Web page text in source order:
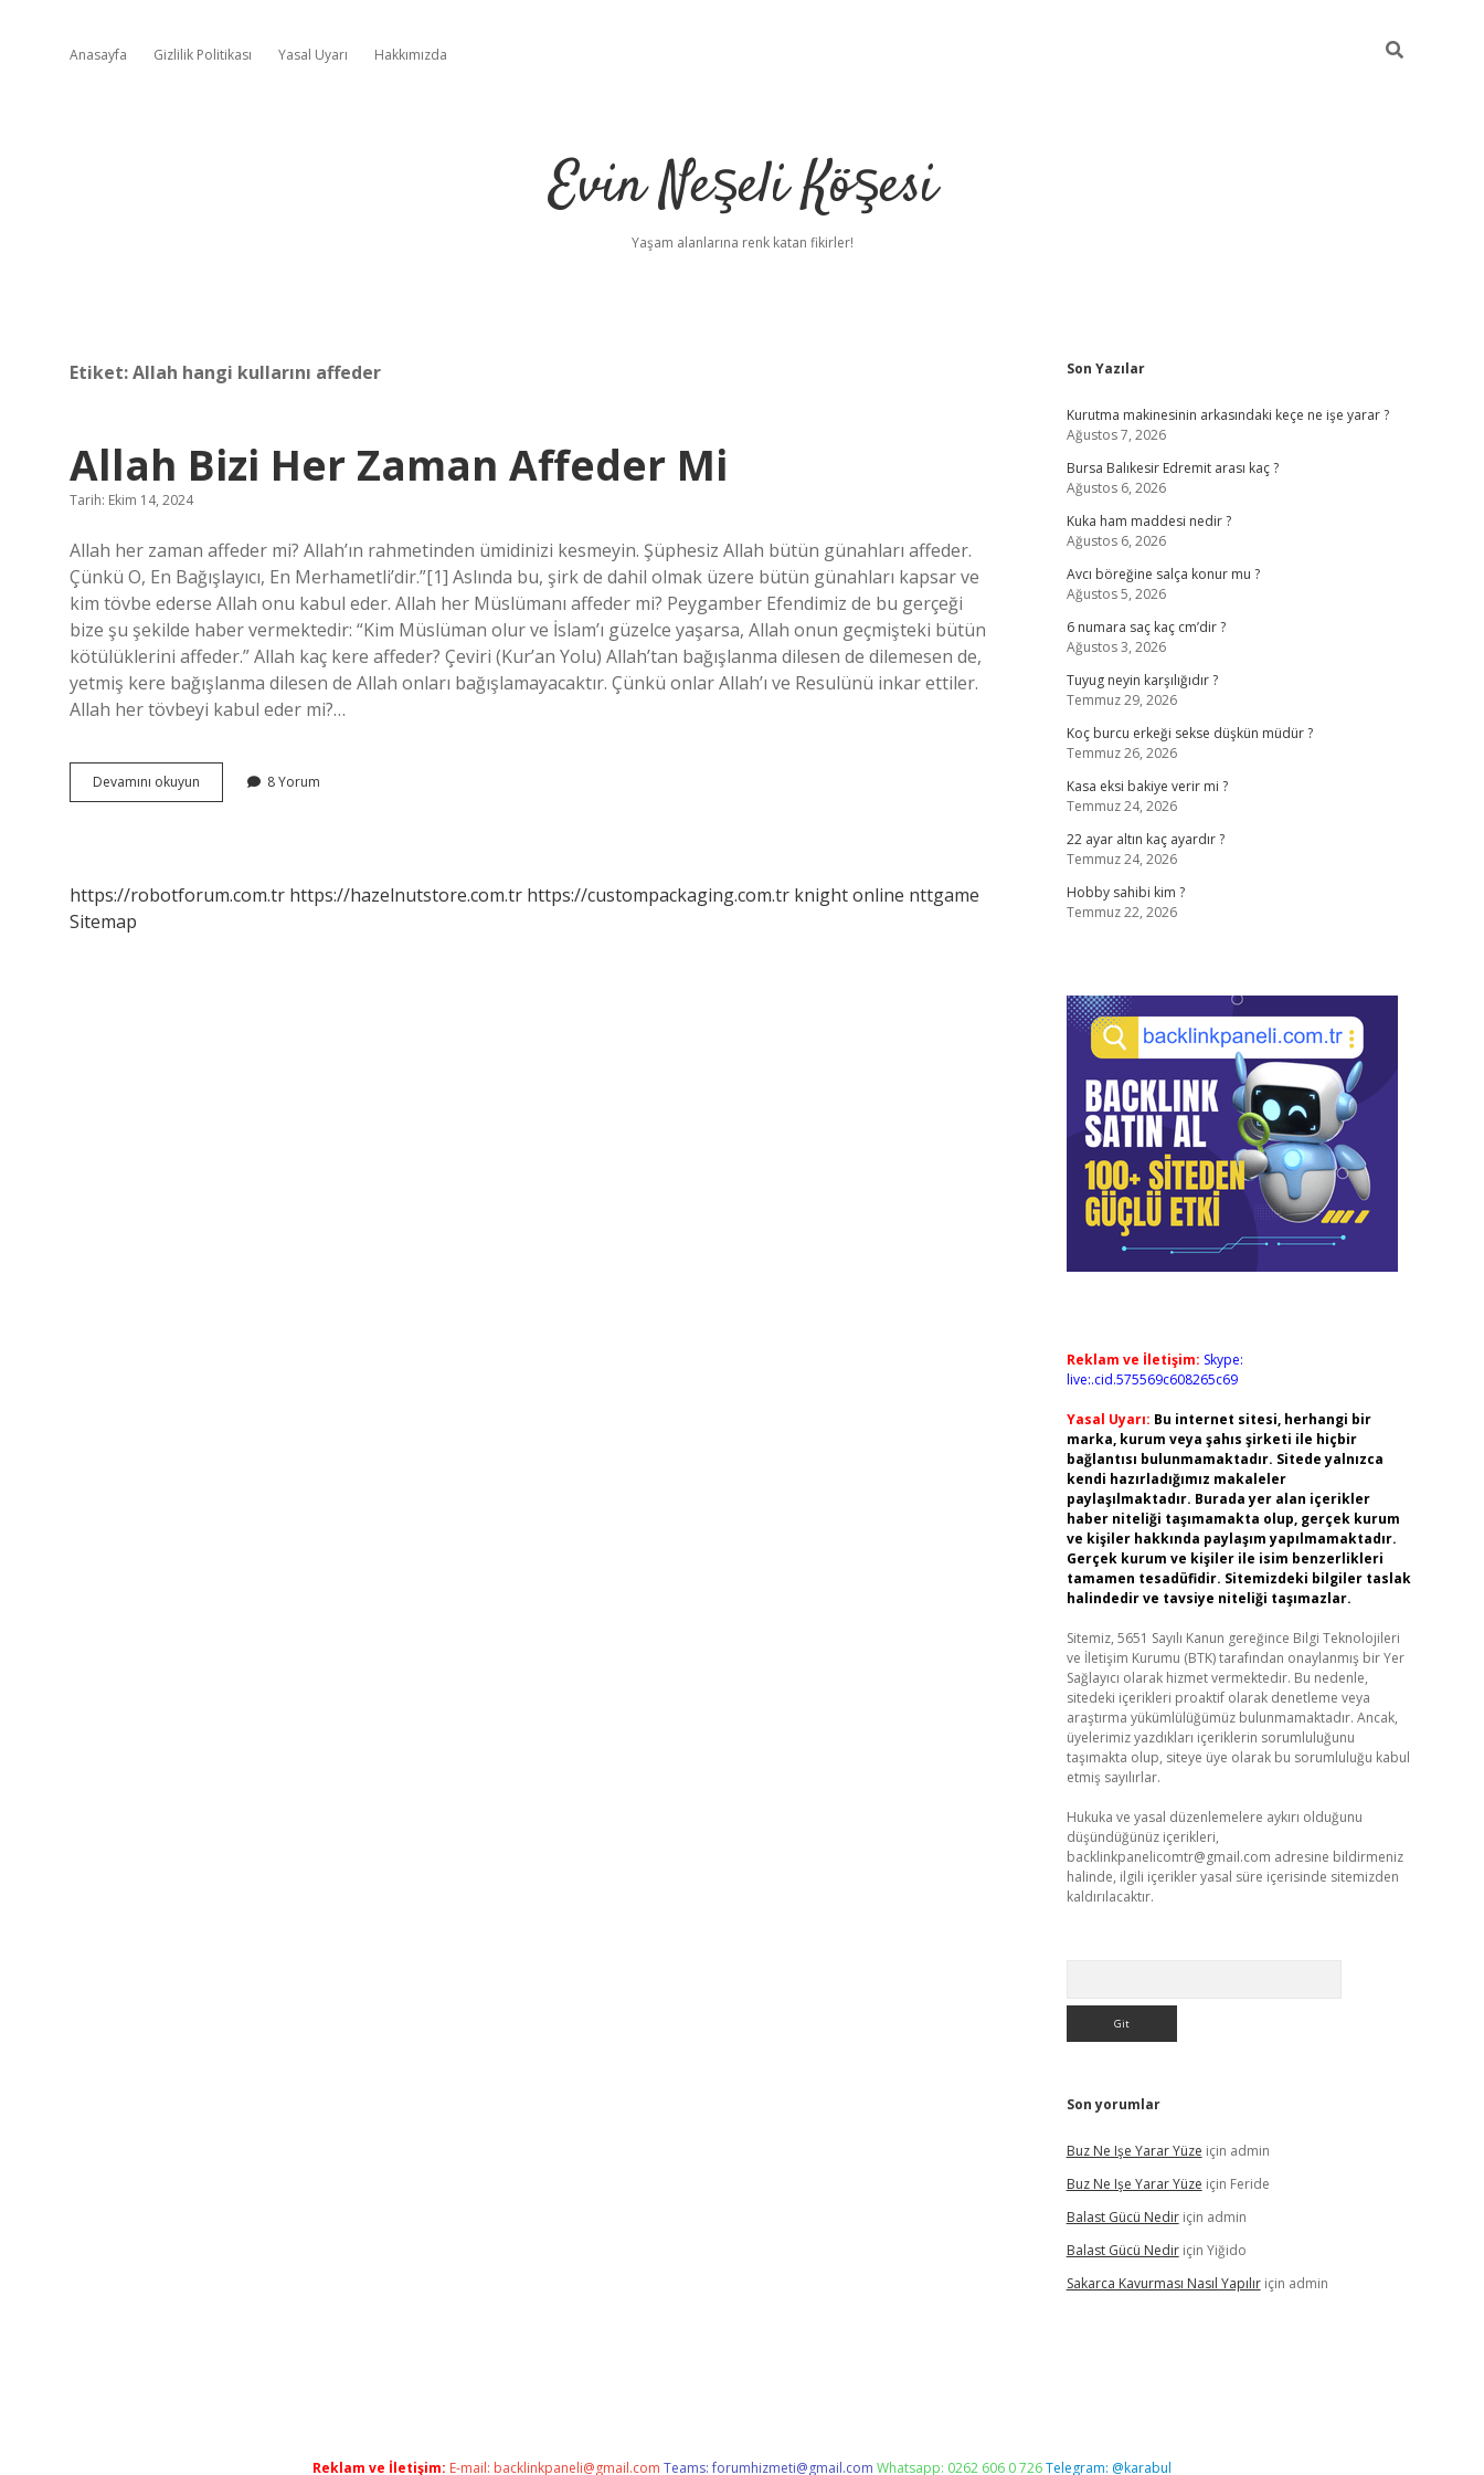
Anasayfa Gizlilik Politikası Yasal Uyarı Hakkımızda
Evin Neşeli Köşesi
Yaşam alanlarına renk katan fikirler!
Etiket:Allah hangi kullarını affeder
Allah Bizi Her Zaman Affeder Mi
Tarih: Ekim 14, 2024
Allah her zaman affeder mi? Allah’ın rahmetinden ümidinizi kesmeyin. Şüphesiz Allah bütün günahları affeder.
Çünkü O, En Bağışlayıcı, En Merhametli’dir.”[1] Aslında bu, şirk de dahil olmak üzere bütün günahları kapsar ve
kim tövbe ederse Allah onu kabul eder. Allah her Müslümanı affeder mi? Peygamber Efendimiz de bu gerçeği
bize şu şekilde haber vermektedir: “Kim Müslüman olur ve İslam’ı güzelce yaşarsa, Allah onun geçmişteki bütün
kötülüklerini affeder.” Allah kaç kere affeder? Çeviri (Kur’an Yolu) Allah’tan bağışlanma dilesen de dilemesen de,
yetmiş kere bağışlanma dilesen de Allah onları bağışlamayacaktır. Çünkü onlar Allah’ı ve Resulünü inkar ettiler.
Allah her tövbeyi kabul eder mi?…
Devamını okuyun
Bizi
8 Yorum
https://robotforum.com.tr https://hazelnutstore.com.tr https://custompackaging.com.tr knight online nttgame
Sitemap
Sidebar
Son Yazılar
Kurutma makinesinin arkasındaki keçe ne işe yarar ?
Ağustos 7, 2026
Bursa Balıkesir Edremit arası kaç ?
Ağustos 6, 2026
Kuka ham maddesi nedir ?
Ağustos 6, 2026
Avcı böreğine salça konur mu ?
Ağustos 5, 2026
6 numara saç kaç cm’dir ?
Ağustos 3, 2026
Tuyug neyin karşılığıdır ?
Temmuz 29, 2026
Koç burcu erkeği sekse düşkün müdür ?
Temmuz 26, 2026
Kasa eksi bakiye verir mi ?
Temmuz 24, 2026
22 ayar altın kaç ayardır ?
Temmuz 24, 2026
Hobby sahibi kim ?
Temmuz 22, 2026
Reklam ve İletişim: Skype:
live:.cid.575569c608265c69
Yasal Uyarı: Bu internet sitesi, herhangi bir
marka, kurum veya şahıs şirketi ile hiçbir
bağlantısı bulunmamaktadır. Sitede yalnızca
kendi hazırladığımız makaleler
paylaşılmaktadır. Burada yer alan içerikler
haber niteliği taşımamakta olup, gerçek kurum
ve kişiler hakkında paylaşım yapılmamaktadır.
Gerçek kurum ve kişiler ile isim benzerlikleri
tamamen tesadüfidir. Sitemizdeki bilgiler taslak
halindedir ve tavsiye niteliği taşımazlar.
Sitemiz, 5651 Sayılı Kanun gereğince Bilgi Teknolojileri
ve İletişim Kurumu (BTK) tarafından onaylanmış bir Yer
Sağlayıcı olarak hizmet vermektedir. Bu nedenle,
sitedeki içerikleri proaktif olarak denetleme veya
araştırma yükümlülüğümüz bulunmamaktadır. Ancak,
üyelerimiz yazdıkları içeriklerin sorumluluğunu
taşımakta olup, siteye üye olarak bu sorumluluğu kabul
etmiş sayılırlar.
Hukuka ve yasal düzenlemelere aykırı olduğunu
düşündüğünüz içerikleri,
backlinkpanelicomtr@gmail.com adresine bildirmeniz
halinde, ilgili içerikler yasal süre içerisinde sitemizden
kaldırılacaktır.
Son yorumlar
Buz Ne Işe Yarar Yüze için admin
Buz Ne Işe Yarar Yüze için Feride
Balast Gücü Nediriçin admin
Balast Gücü Nediriçin Yiğido
Sakarca Kavurması Nasıl Yapılıriçin admin
Reklam ve İletişim: E-mail: backlinkpaneli@gmail.com Teams:forumhizmeti@gmail.com Whatsapp: 0262 606 0 726Telegram: @karabul